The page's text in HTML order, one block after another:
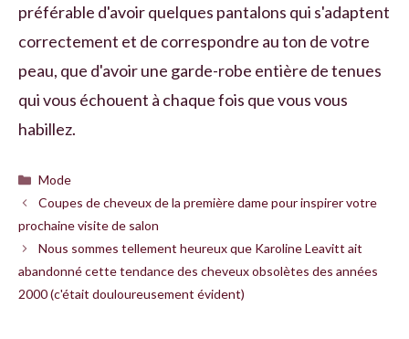
préférable d'avoir quelques pantalons qui s'adaptent
correctement et de correspondre au ton de votre
peau, que d'avoir une garde-robe entière de tenues
qui vous échouent à chaque fois que vous vous
habillez.
Catégories
Mode
Coupes de cheveux de la première dame pour inspirer votre
prochaine visite de salon
Nous sommes tellement heureux que Karoline Leavitt ait
abandonné cette tendance des cheveux obsolètes des années
2000 (c'était douloureusement évident)